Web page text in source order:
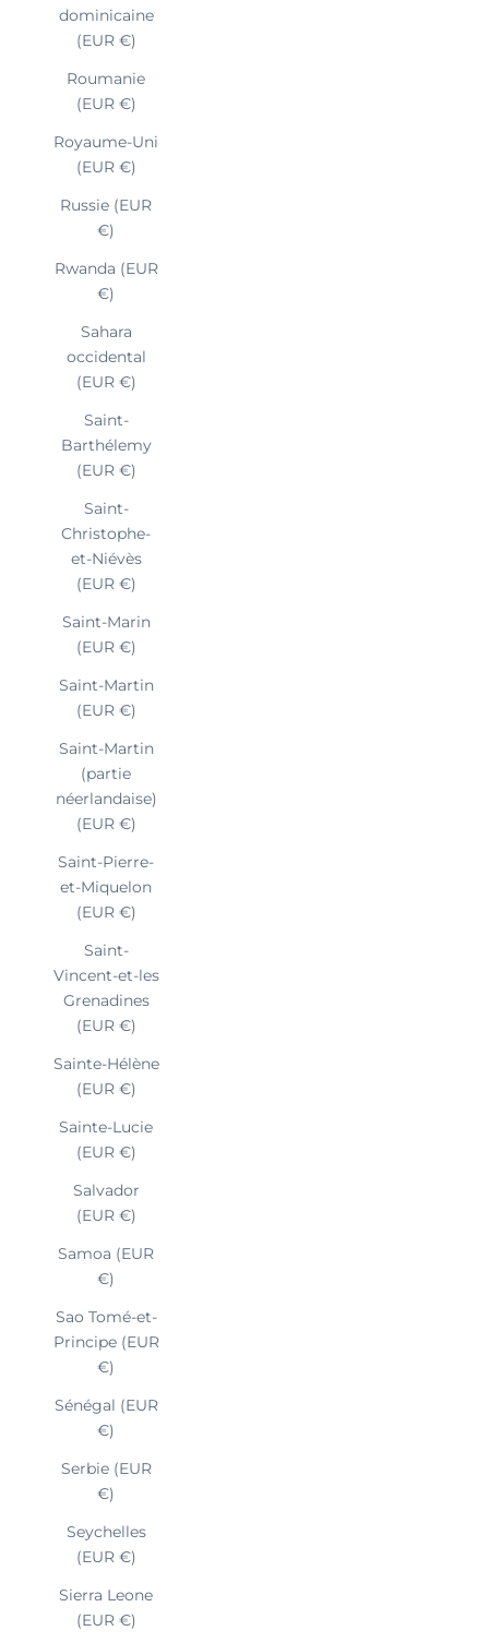
dominicaine
(EUR €)
Roumanie
(EUR €)
Royaume-Uni
(EUR €)
Russie (EUR
€)
Rwanda (EUR
€)
Sahara
occidental
(EUR €)
Saint-
Barthélemy
(EUR €)
Saint-
Christophe-
et-Niévès
(EUR €)
Saint-Marin
(EUR €)
Saint-Martin
(EUR €)
Saint-Martin
(partie
néerlandaise)
(EUR €)
Saint-Pierre-
et-Miquelon
(EUR €)
Saint-
Vincent-et-les
Grenadines
(EUR €)
Sainte-Hélène
(EUR €)
Sainte-Lucie
(EUR €)
Salvador
(EUR €)
Samoa (EUR
€)
Sao Tomé-et-
Principe (EUR
€)
Sénégal (EUR
€)
Serbie (EUR
€)
Seychelles
(EUR €)
Sierra Leone
(EUR €)